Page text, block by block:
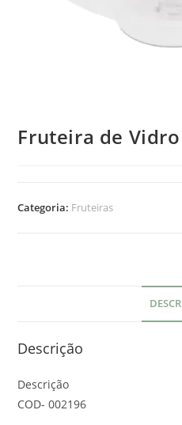
Fruteira de
Categoria: Fruteiras
Descrição
Descrição
COD- 002196